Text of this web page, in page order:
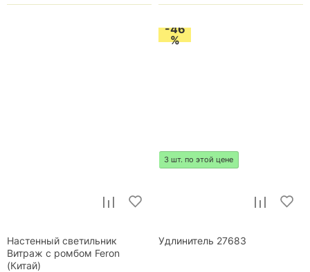
Настенный светильник
Витраж с ромбом Feron
(Китай)
-46
%
3 шт. по этой цене
Удлинитель 27683